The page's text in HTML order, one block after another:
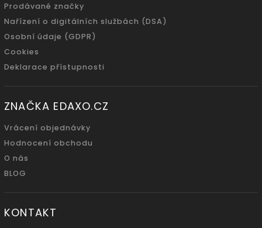
Prodávané značky
Nařízení o digitálních službách (DSA)
Osobní údaje (GDPR)
Cookies
Deklarace přístupnosti
ZNAČKA EDAXO.CZ
Vrácení objednávky
Hodnocení obchodu
O nás
BLOG
KONTAKT